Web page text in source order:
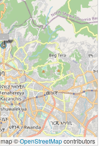
map ©OpenStreetMapcontributors